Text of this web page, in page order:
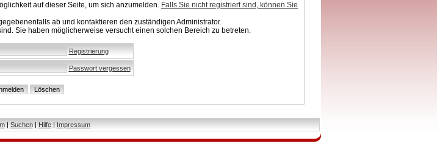
auf dieser Seite, um sich anzumelden. Falls Sie nicht registriert sind, können Sie
ab und kontaktieren den zuständigen Administrator.
Sie haben möglicherweise versucht einen solchen Bereich zu betreten.
Registrierung
Passwort vergessen
| Suchen| Hilfe| Impressum